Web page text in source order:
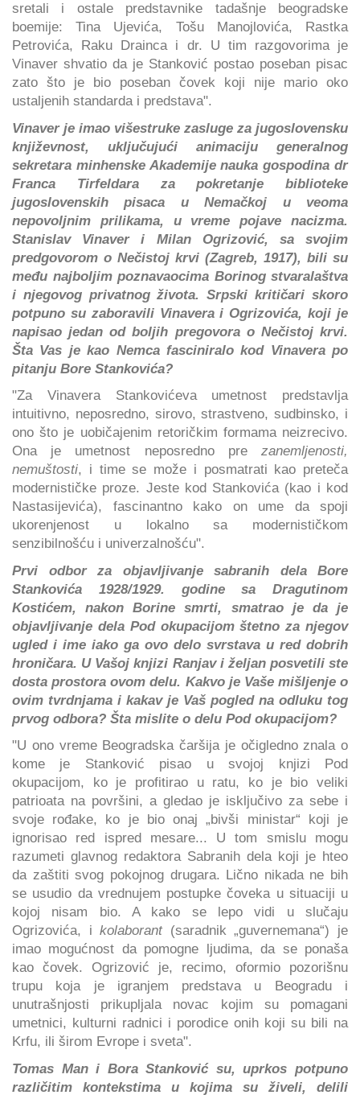
sretali i ostale predstavnike tadašnje beogradske
boemije: Tina Ujevića, Tošu Manojlovića, Rastka
Petrovića, Raku Drainca i dr. U tim razgovorima je
Vinaver shvatio da je Stanković postao poseban pisac
zato što je bio poseban čovek koji nije mario oko
ustaljenih standarda i predstava".
Vinaver je imao višestruke zasluge za jugoslovensku
književnost, uključujući animaciju generalnog
sekretara minhenske Akademije nauka gospodina dr
Franca Tirfeldara za pokretanje biblioteke
jugoslovenskih pisaca u Nemačkoj u veoma
nepovoljnim prilikama, u vreme pojave nacizma.
Stanislav Vinaver i Milan Ogrizović, sa svojim
predgovorom o Nečistoj krvi (Zagreb, 1917), bili su
među najboljim poznavaocima Borinog stvaralaštva
i njegovog privatnog života. Srpski kritičari skoro
potpuno su zaboravili Vinavera i Ogrizovića, koji je
napisao jedan od boljih pregovora o Nečistoj krvi.
Šta Vas je kao Nemca fasciniralo kod Vinavera po
pitanju Bore Stankovića?
"Za Vinavera Stankovićeva umetnost predstavlja
intuitivno, neposredno, sirovo, strastveno, sudbinsko, i
ono što je uobičajenim retoričkim formama neizrecivo.
Ona je umetnost neposredno pre zanemljenosti,
nemuštosti, i time se može i posmatrati kao preteča
modernističke proze. Jeste kod Stankovića (kao i kod
Nastasijevića), fascinantno kako on ume da spoji
ukorenjenost u lokalno sa modernističkom
senzibilnošću i univerzalnošću".
Prvi odbor za objavljivanje sabranih dela Bore
Stankovića 1928/1929. godine sa Dragutinom
Kostićem, nakon Borine smrti, smatrao je da je
objavljivanje dela Pod okupacijom štetno za njegov
ugled i ime iako ga ovo delo svrstava u red dobrih
hroničara. U Vašoj knjizi Ranjav i željan posvetili ste
dosta prostora ovom delu. Kakvo je Vaše mišljenje o
ovim tvrdnjama i kakav je Vaš pogled na odluku tog
prvog odbora? Šta mislite o delu Pod okupacijom?
"U ono vreme Beogradska čaršija je očigledno znala o
kome je Stanković pisao u svojoj knjizi Pod
okupacijom, ko je profitirao u ratu, ko je bio veliki
patrioata na površini, a gledao je isključivo za sebe i
svoje rođake, ko je bio onaj „bivši ministar“ koji je
ignorisao red ispred mesare... U tom smislu mogu
razumeti glavnog redaktora Sabranih dela koji je hteo
da zaštiti svog pokojnog drugara. Lično nikada ne bih
se usudio da vrednujem postupke čoveka u situaciji u
kojoj nisam bio. A kako se lepo vidi u slučaju
Ogrizovića, ikolaborant(saradnik „guvernemana“) je
imao mogućnost da pomogne ljudima, da se ponaša
kao čovek. Ogrizović je, recimo, oformio pozorišnu
trupu koja je igranjem predstava u Beogradu i
unutrašnjosti prikupljala novac kojim su pomagani
umetnici, kulturni radnici i porodice onih koji su bili na
Krfu, ili širom Evrope i sveta".
Tomas Man i Bora Stanković su, uprkos potpuno
različitim kontekstima u kojima su živeli, delili